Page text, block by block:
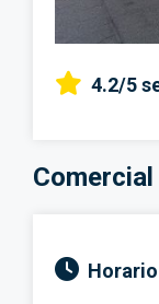
4.2/5
Comercial
Horario